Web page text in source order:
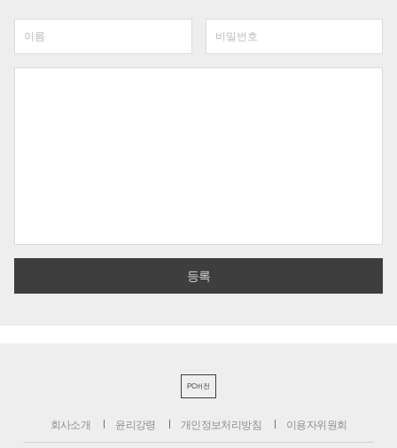
PC버전
회사소개 윤리강령 개인정보처리방침 이용자위원회